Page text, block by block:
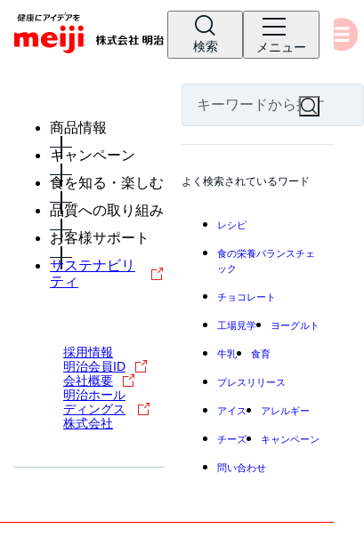
検索 メニュー
商品情報
キャンペーン
食を知る・楽しむ
品質への取り組み
お客様サポート
サステナビリ
ティ
採用情報
明治会員ID
会社概要
明治ホール
ディングス
株式会社
よく検索されているワード
レシピ
食の栄養バランスチェ
ック
チョコレート
工場見学 ヨーグルト
牛乳 食育
プレスリリース
アイス アレルギー
チーズ キャンペーン
問い合わせ